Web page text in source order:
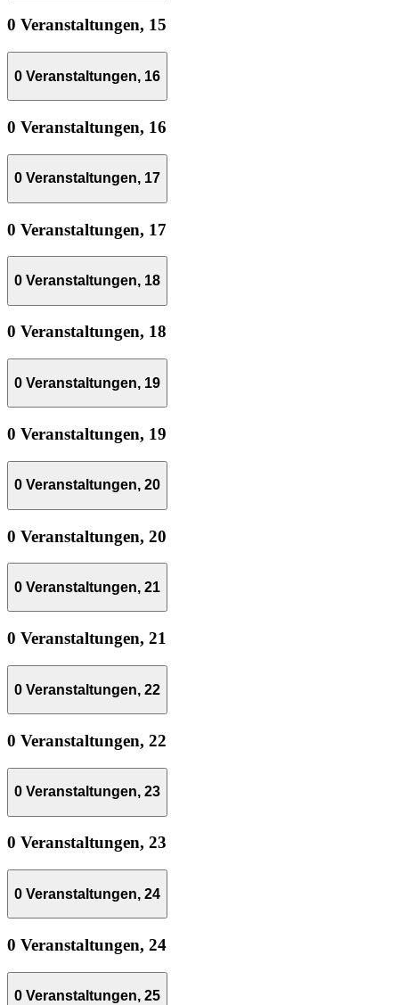
0 Veranstaltungen, 15
0 Veranstaltungen, 16
0 Veranstaltungen, 16
0 Veranstaltungen, 17
0 Veranstaltungen, 17
0 Veranstaltungen, 18
0 Veranstaltungen, 18
0 Veranstaltungen, 19
0 Veranstaltungen, 19
0 Veranstaltungen, 20
0 Veranstaltungen, 20
0 Veranstaltungen, 21
0 Veranstaltungen, 21
0 Veranstaltungen, 22
0 Veranstaltungen, 22
0 Veranstaltungen, 23
0 Veranstaltungen, 23
0 Veranstaltungen, 24
0 Veranstaltungen, 24
0 Veranstaltungen, 25